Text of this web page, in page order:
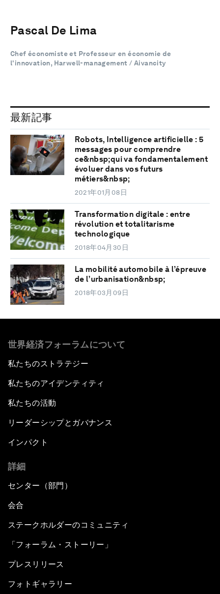
Pascal De Lima
Chef économiste et Professeur en économie de
l'innovation, Harwell-management / Aivancity
最新記事
Robots, Intelligence artificielle : 5
messages pour comprendre
ce&nbsp;qui va fondamentalement
évoluer dans vos futurs
métiers&nbsp;
2021年01月08日
Transformation digitale : entre
révolution et totalitarisme
technologique
2018年04月30日
La mobilité automobile à l’épreuve
de l’urbanisation&nbsp;
2018年03月09日
世界経済フォーラムについて
私たちのストラテジー
私たちのアイデンティティ
私たちの活動
リーダーシップとガバナンス
インパクト
詳細
センター（部門）
会合
ステークホルダーのコミュニティ
「フォーラム・ストーリー」
プレスリリース
フォトギャラリー